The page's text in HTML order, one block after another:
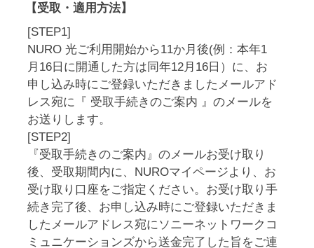
【受取・適用方法】
[STEP1]
NURO 光ご利用開始から11か月後(例：本年1
月16日に開通した方は同年12月16日）に、お
申し込み時にご登録いただきましたメールアド
レス宛に『 受取手続きのご案内 』のメールを
お送りします。
[STEP2]
『受取手続きのご案内』のメールお受け取り
後、受取期間内に、NUROマイページより、お
受け取り口座をご指定ください。お受け取り手
続き完了後、お申し込み時にご登録いただきま
したメールアドレス宛にソニーネットワークコ
ミュニケーションズから送金完了した旨をご連